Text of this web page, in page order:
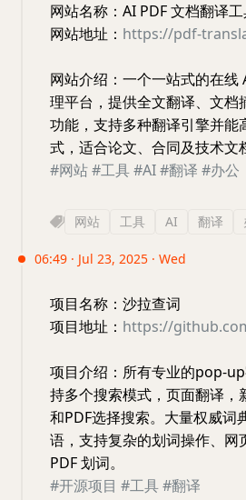
网站名称：AI PDF 文档翻译
网站地址： https://pdf-
网站介绍：一个一站式的在线
理平台，提供全文翻译、文档
功能，支持多种翻译引擎并能
式，适合论文、合同及技术文
#网站#工具#AI#翻译 #办公
网站 工具 AI 翻译
06:49 · Jul 23, 2025 · Wed
项目名称：沙拉查词
项目地址： https://
项目介绍：所有专业的pop-
持多个搜索模式，页面翻译
和PDF选择搜索。大量权威词
语，支持复杂的划词操作、网
PDF 划词。
#开源项目 #工具#翻译